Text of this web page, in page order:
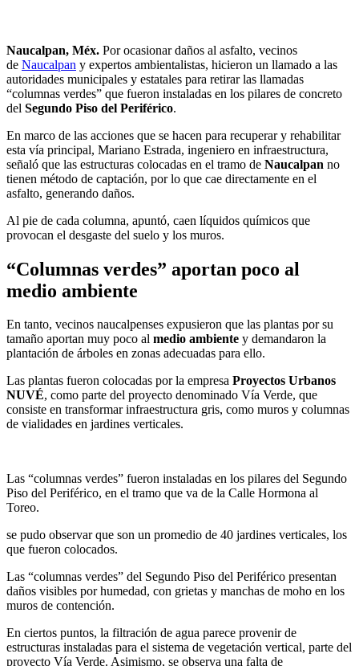
Naucalpan, Méx. Por ocasionar daños al asfalto, vecinos
de Naucalpan y expertos ambientalistas, hicieron un llamado a las
autoridades municipales y estatales para retirar las llamadas
“columnas verdes” que fueron instaladas en los pilares de concreto
del Segundo Piso del Periférico.
En marco de las acciones que se hacen para recuperar y rehabilitar
esta vía principal, Mariano Estrada, ingeniero en infraestructura,
señaló que las estructuras colocadas en el tramo de Naucalpan no
tienen método de captación, por lo que cae directamente en el
asfalto, generando daños.
Al pie de cada columna, apuntó, caen líquidos químicos que
provocan el desgaste del suelo y los muros.
“Columnas verdes” aportan poco al
medio ambiente
En tanto, vecinos naucalpenses expusieron que las plantas por su
tamaño aportan muy poco al medio ambiente y demandaron la
plantación de árboles en zonas adecuadas para ello.
Las plantas fueron colocadas por la empresa Proyectos Urbanos
NUVÉ, como parte del proyecto denominado Vía Verde, que
consiste en transformar infraestructura gris, como muros y columnas
de vialidades en jardines verticales.
Las “columnas verdes” fueron instaladas en los pilares del Segundo
Piso del Periférico, en el tramo que va de la Calle Hormona al
Toreo.
se pudo observar que son un promedio de 40 jardines verticales, los
que fueron colocados.
Las “columnas verdes” del Segundo Piso del Periférico presentan
daños visibles por humedad, con grietas y manchas de moho en los
muros de contención.
En ciertos puntos, la filtración de agua parece provenir de
estructuras instaladas para el sistema de vegetación vertical, parte del
proyecto Vía Verde. Asimismo, se observa una falta de